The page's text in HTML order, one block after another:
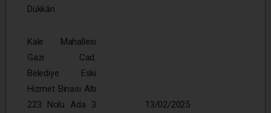
Dükkân
Kale Mahallesi
Gazi Cad.
Belediye Eski
Hizmet Binası Altı
223 Nolu Ada 3
13/02/2025